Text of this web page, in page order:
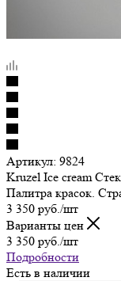
Артикул: 9824
Kruzel Ice cream
Палитра красок.
3 350 руб. /шт
Варианты цен
3 350 руб. /шт
Подробности
Есть в наличии